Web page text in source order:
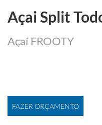
Açai Split
Açaí FROOTY
FAZER ORÇAMENTO